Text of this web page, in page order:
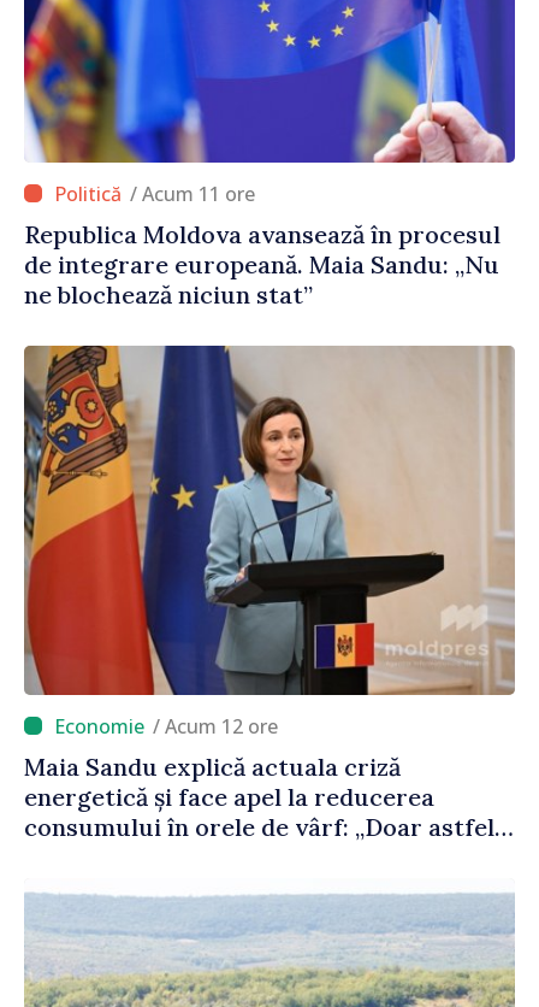
/ Acum 11 ore
Republica Moldova avansează în procesul
de integrare europeană. Maia Sandu: „Nu
ne blochează niciun stat”
/ Acum 12 ore
Maia Sandu explică actuala criză
energetică și face apel la reducerea
consumului în orele de vârf: „Doar astfel
mic”